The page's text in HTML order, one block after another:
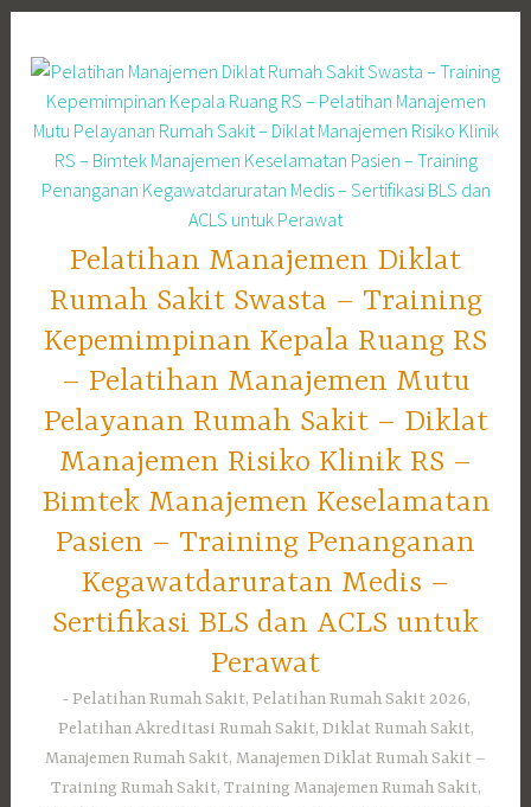
Skip
content
Pelatihan Manajemen Diklat
Rumah Sakit Swasta – Training
Kepemimpinan Kepala Ruang RS
– Pelatihan Manajemen Mutu
Pelayanan Rumah Sakit – Diklat
Manajemen Risiko Klinik RS –
Bimtek Manajemen Keselamatan
Pasien – Training Penanganan
Kegawatdaruratan Medis –
Sertifikasi BLS dan ACLS untuk
Perawat
Pelatihan Rumah Sakit, Pelatihan Rumah Sakit 2026,
Pelatihan Akreditasi Rumah Sakit, Diklat Rumah Sakit,
Manajemen Rumah Sakit, Manajemen Diklat Rumah Sakit –
Training Rumah Sakit, Training Manajemen Rumah Sakit,